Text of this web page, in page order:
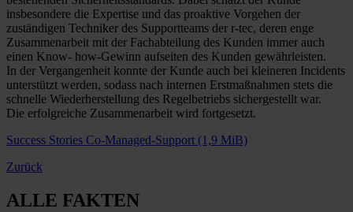
insbesondere die Expertise und das proaktive Vorgehen der
zuständigen Techniker des Supportteams der r-tec, deren enge
Zusammenarbeit mit der Fachabteilung des Kunden immer auch
einen Know- how-Gewinn aufseiten des Kunden gewährleisten.
In der Vergangenheit konnte der Kunde auch bei kleineren Incidents
unterstützt werden, sodass nach internen Erstmaßnahmen stets die
schnelle Wiederherstellung des Regelbetriebs sichergestellt war.
Die erfolgreiche Zusammenarbeit wird fortgesetzt.
Success Stories Co-Managed-Support (1,9 MiB)
Zurück
ALLE FAKTEN